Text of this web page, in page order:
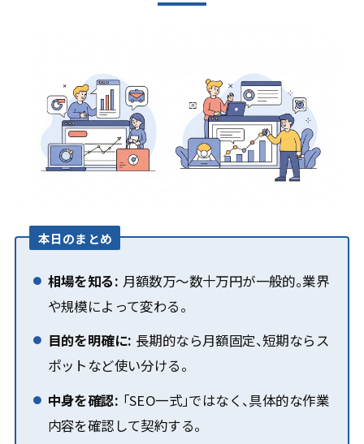
本日のまとめ
相場を知る: 月額数万〜数十万円が一般的。業界
や規模によって変わる。
目的を明確に: 長期的なら月額固定、短期ならス
ポットなど使い分ける。
中身を確認: 「SEO一式」ではなく、具体的な作業
内容を確認して契約する。